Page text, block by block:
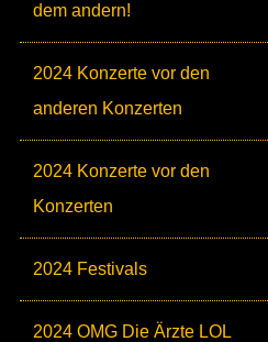
dem andern!
2024 Konzerte vor den
anderen Konzerten
2024 Konzerte vor den
Konzerten
2024 Festivals
2024 OMG Die Ärzte LOL